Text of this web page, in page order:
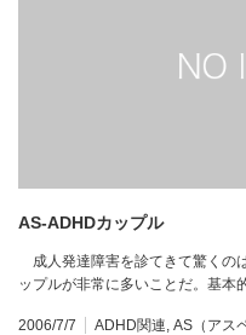
AS-ADHDカップル
成人発達障害を診てきて驚くの
ップルが非常に多いことだ。基本
2006/7/7 ADHD関連 AS（アス